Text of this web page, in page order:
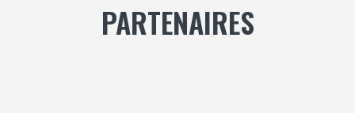
PARTENAIRES